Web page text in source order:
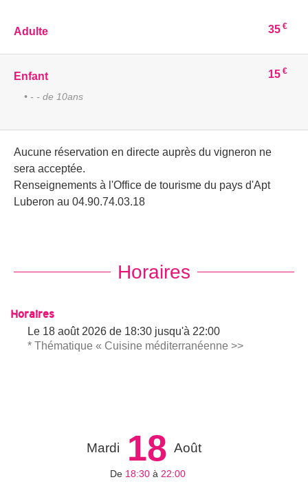
Adulte 35 €
Enfant 15 €
• - - de 10ans
Aucune réservation en directe auprès du vigneron ne
sera acceptée.
Renseignements à l'Office de tourisme du pays d'Apt
Luberon au 04.90.74.03.18
Horaires
Horaires
Le 18 août 2026 de 18:30 jusqu'à 22:00
* Thématique « Cuisine méditerranéenne >>
Mardi 18 Août
De 18:30 à 22:00